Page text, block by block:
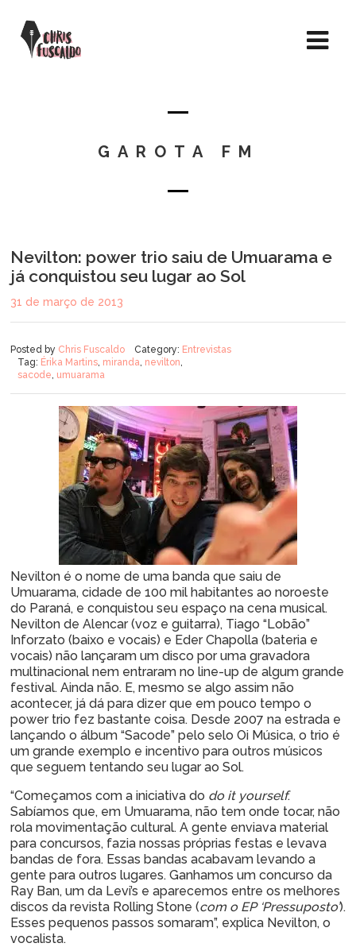
GAROTA FM
Nevilton: power trio saiu de Umuarama e
já conquistou seu lugar ao Sol
31 de março de 2013
Posted by Chris Fuscaldo Category: Entrevistas
Tag: Érika Martins, miranda, nevilton,
sacode, umuarama
Nevilton é o nome de uma banda que saiu de
Umuarama, cidade de 100 mil habitantes ao noroeste
do Paraná, e conquistou seu espaço na cena musical.
Nevilton de Alencar (voz e guitarra), Tiago “Lobão”
Inforzato (baixo e vocais) e Eder Chapolla (bateria e
vocais) não lançaram um disco por uma gravadora
multinacional nem entraram no line-up de algum grande
festival. Ainda não. E, mesmo se algo assim não
acontecer, já dá para dizer que em pouco tempo o
power trio fez bastante coisa. Desde 2007 na estrada e
lançando o álbum “Sacode” pelo selo Oi Música, o trio é
um grande exemplo e incentivo para outros músicos
que seguem tentando seu lugar ao Sol.
“Começamos com a iniciativa do do it yourself.
Sabíamos que, em Umuarama, não tem onde tocar, não
rola movimentação cultural. A gente enviava material
para concursos, fazia nossas próprias festas e levava
bandas de fora. Essas bandas acabavam levando a
gente para outros lugares. Ganhamos um concurso da
Ray Ban, um da Levi’s e aparecemos entre os melhores
discos da revista Rolling Stone (com o EP ‘Pressuposto’).
Esses pequenos passos somaram”, explica Nevilton, o
vocalista.